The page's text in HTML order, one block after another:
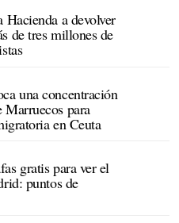
a devolver
de tres millones de
una concentración
Marruecos para
en Ceuta
gratis para ver el
puntos de